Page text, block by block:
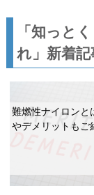
「知っと
れ」新着記
難燃性ナイロンと
やデメリットもご